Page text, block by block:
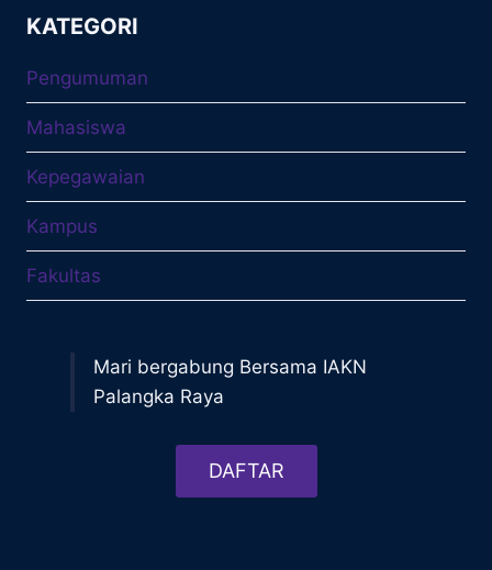
KATEGORI
Pengumuman
Mahasiswa
Kepegawaian
Kampus
Fakultas
Mari bergabung Bersama IAKN
Palangka Raya
DAFTAR